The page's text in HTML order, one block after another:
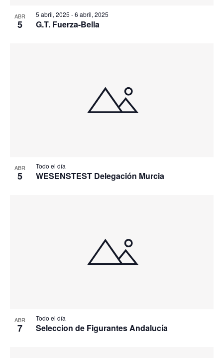
ABR
5
5 abril, 2025 -6 abril, 2025
G.T. Fuerza-Bella
ABR
5
Todo el día
WESENSTEST Delegación Murcia
ABR
7
Todo el día
Seleccion de Figurantes Andalucía